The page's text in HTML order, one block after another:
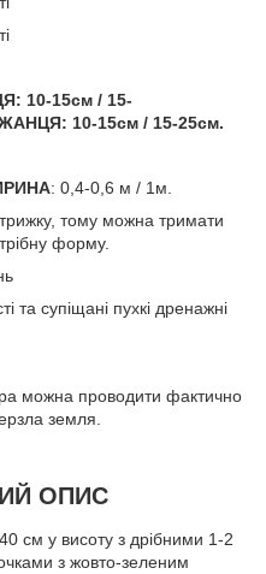
10-15см / 15-
10-15см / 15-25см.
: 0,4-0,6 м / 1м.
тому можна тримати
форму.
та супіщані пухкі дренажні
можна проводити фактично
земля.
ОПИС
см у висоту з дрібними 1-2
з жовто-зеленим